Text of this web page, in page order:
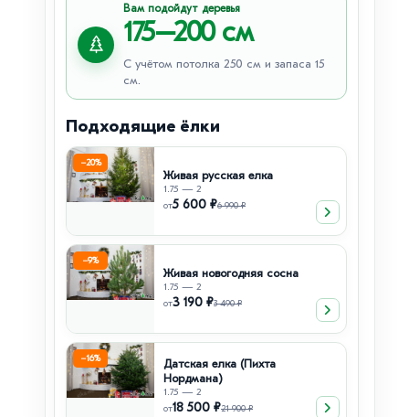
Вам подойдут деревья
175–200 см
С учётом потолка 250 см и запаса 15
см.
Подходящие ёлки
−20%
Живая русская елка
1.75 — 2
от5 600 ₽6 990 ₽
−9%
Живая новогодняя сосна
1.75 — 2
от3 190 ₽3 490 ₽
−16%
Датская елка (Пихта
Нордмана)
1.75 — 2
от18 500 ₽21 900 ₽